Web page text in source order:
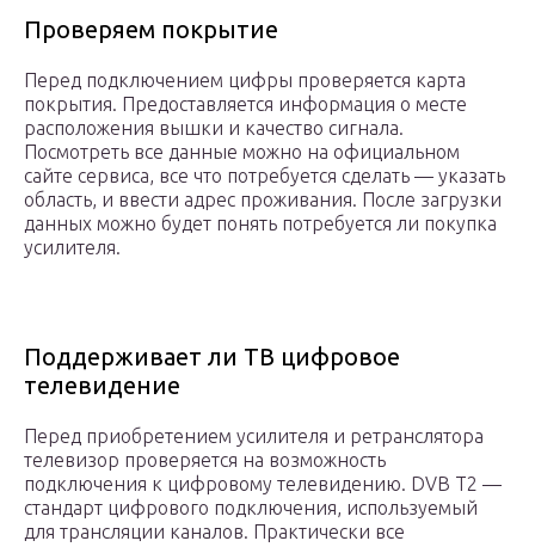
Проверяем покрытие
Перед подключением цифры проверяется карта
покрытия. Предоставляется информация о месте
расположения вышки и качество сигнала.
Посмотреть все данные можно на официальном
сайте сервиса, все что потребуется сделать — указать
область, и ввести адрес проживания. После загрузки
данных можно будет понять потребуется ли покупка
усилителя.
Поддерживает ли ТВ цифровое
телевидение
Перед приобретением усилителя и ретранслятора
телевизор проверяется на возможность
подключения к цифровому телевидению. DVB T2 —
стандарт цифрового подключения, используемый
для трансляции каналов. Практически все